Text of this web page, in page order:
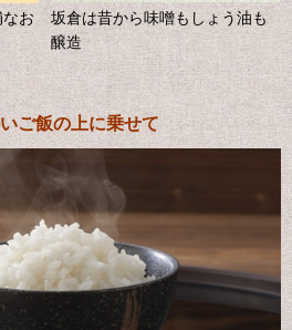
お
坂倉は昔から味噌もしょう油も
醸造
ご飯の上に乗せて